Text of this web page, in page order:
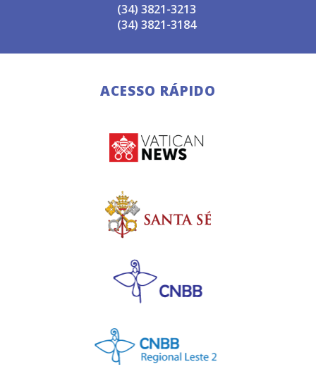
(34) 3821-3213
(34) 3821-3184
ACESSO RÁPIDO